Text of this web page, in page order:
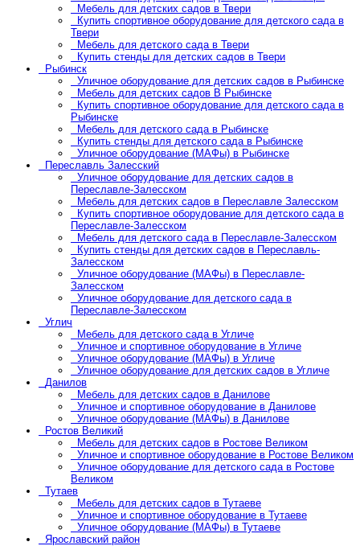
Мебель для детских садов в Твери
Купить спортивное оборудование для детского сада в
Твери
Мебель для детского сада в Твери
Купить стенды для детских садов в Твери
Рыбинск
Уличное оборудование для детских садов в Рыбинске
Мебель для детских садов В Рыбинске
Купить спортивное оборудование для детского сада в
Рыбинске
Мебель для детского сада в Рыбинске
Купить стенды для детского сада в Рыбинске
Уличное оборудование (МАФы) в Рыбинске
Переславль Залесский
Уличное оборудование для детских садов в
Переславле-Залесском
Мебель для детских садов в Переславле Залесском
Купить спортивное оборудование для детского сада в
Переславле-Залесском
Мебель для детского сада в Переславле-Залесском
Купить стенды для детских садов в Переславль-
Залесском
Уличное оборудование (МАФы) в Переславле-
Залесском
Уличное оборудование для детского сада в
Переславле-Залесском
Углич
Мебель для детского сада в Угличе
Уличное и спортивное оборудование в Угличе
Уличное оборудование (МАФы) в Угличе
Уличное оборудование для детских садов в Угличе
Данилов
Мебель для детских садов в Данилове
Уличное и спортивное оборудование в Данилове
Уличное оборудование (МАФы) в Данилове
Ростов Великий
Мебель для детских садов в Ростове Великом
Уличное и спортивное оборудование в Ростове Великом
Уличное оборудование для детского сада в Ростове
Великом
Тутаев
Мебель для детских садов в Тутаеве
Уличное и спортивное оборудование в Тутаеве
Уличное оборудование (МАФы) в Тутаеве
Ярославский район